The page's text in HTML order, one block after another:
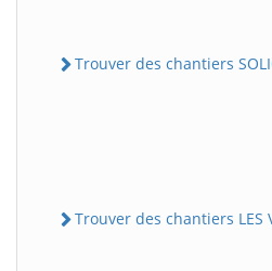
Trouver des chantiers
Trouver des chantiers LES